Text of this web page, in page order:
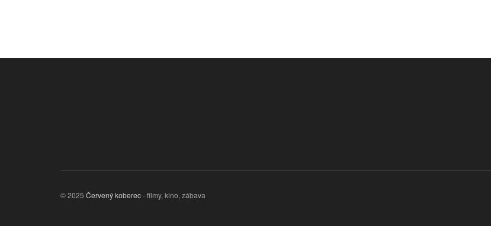
© 2025 Červený koberec- filmy, kino, zábava